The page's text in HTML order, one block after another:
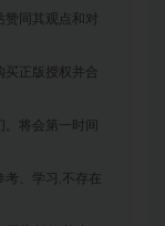
赞同其观点和对
买正版授权并合
将会第一时间
、学习,不存在